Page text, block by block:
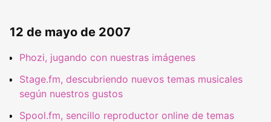
12 de mayo de 2007
Phozi, jugando con nuestras imágenes
Stage.fm, descubriendo nuevos temas musicales
según nuestros gustos
Spool.fm, sencillo reproductor online de temas